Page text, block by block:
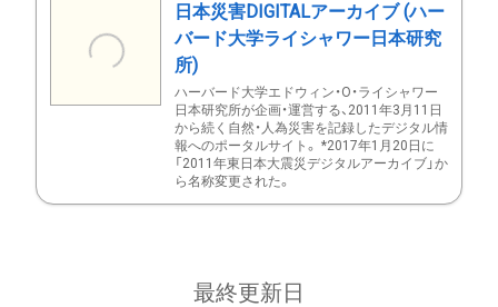
日本災害DIGITALアーカイブ (ハー
バード大学ライシャワー日本研究
所)
ハーバード大学エドウィン・O・ライシャワー
日本研究所が企画・運営する、2011年3月11日
から続く自然・人為災害を記録したデジタル情
報へのポータルサイト。 *2017年1月20日に
「2011年東日本大震災デジタルアーカイブ」か
ら名称変更された。
最終更新日